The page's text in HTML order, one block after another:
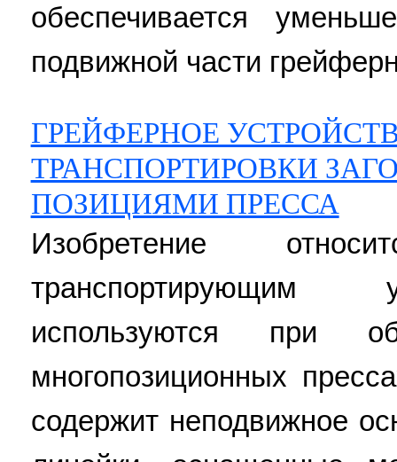
обеспечивается
подвижной части
ГРЕЙФЕРНОЕ
ТРАНСПОРТИРОВКИ
ПОЗИЦИЯМИ ПРЕССА
Изобретение
транспортирующим
используются при
многопозиционных
содержит неподвижное